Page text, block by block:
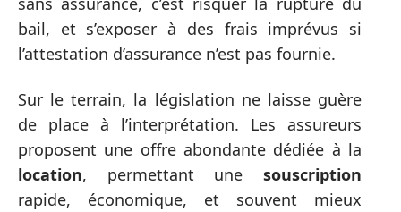
bail, et s’exposer à des frais imprévus si
l’attestation d’assurance n’est pas fournie.
Sur le terrain, la législation ne laisse guère
de place à l’interprétation. Les assureurs
proposent une offre abondante dédiée à la
location, permettant une souscription
rapide, économique, et souvent mieux